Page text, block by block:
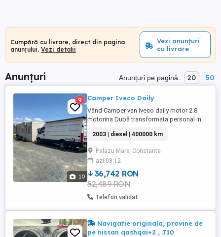
Cumpără cu livrare, direct din pagina
anunțului. Vezi detalii
Vezi anunțuri
cu livrare
Anunțuri Anunțuri pe pagină: 20 50
10
9 Camper Iveco Daily
Vând Camper van Iveco daily motor 2.8
motorina Dubă transformata personal in
locuri Mai multe detalii și poze pe
WhatsApp Accept și schimburi
2003 | diesel | 400000 km
Palazu Mare, Constanta
azi 08:12
36,742 RON
52,489 RON
Telefon validat
Navigatie originala, provine de
pe nissan qashqai+2 , J10